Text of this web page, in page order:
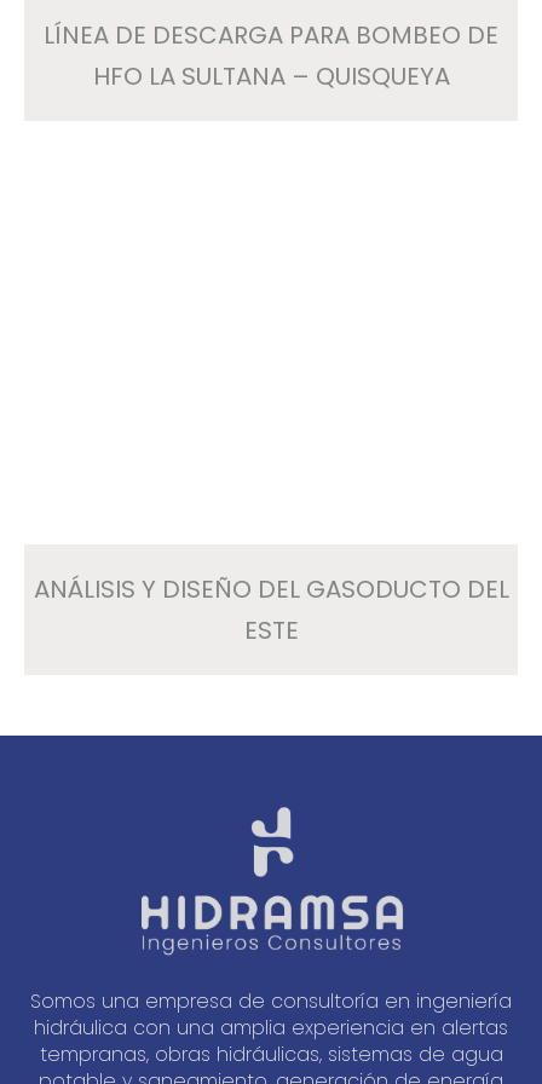
LÍNEA DE DESCARGA PARA BOMBEO DE
HFO LA SULTANA – QUISQUEYA
ANÁLISIS Y DISEÑO DEL GASODUCTO DEL
ESTE
Somos una empresa de consultoría en ingeniería
hidráulica con una amplia experiencia en alertas
tempranas, obras hidráulicas, sistemas de agua